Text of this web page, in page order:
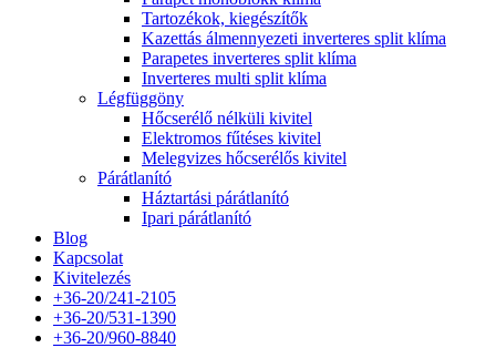
Tartozékok, kiegészítők
Kazettás álmennyezeti inverteres split klíma
Parapetes inverteres split klíma
Inverteres multi split klíma
Légfüggöny
Hőcserélő nélküli kivitel
Elektromos fűtéses kivitel
Melegvizes hőcserélős kivitel
Párátlanító
Háztartási párátlanító
Ipari párátlanító
Blog
Kapcsolat
Kivitelezés
+36-20/241-2105
+36-20/531-1390
+36-20/960-8840